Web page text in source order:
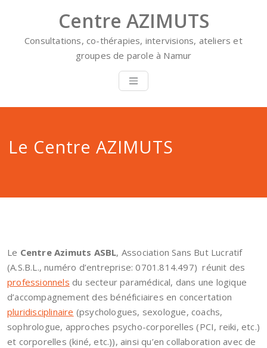
content
Centre AZIMUTS
Consultations, co-thérapies, intervisions, ateliers et
groupes de parole à Namur
Le Centre AZIMUTS
Le Centre Azimuts ASBL, Association Sans But Lucratif
(A.S.B.L., numéro d’entreprise: 0701.814.497) réunit des
professionnels du secteur paramédical, dans une logique
d’accompagnement des bénéficiaires en concertation
pluridisciplinaire (psychologues, sexologue, coachs,
sophrologue, approches psycho-corporelles (PCI, reiki, etc.)
et corporelles (kiné, etc.)), ainsi qu’en collaboration avec de